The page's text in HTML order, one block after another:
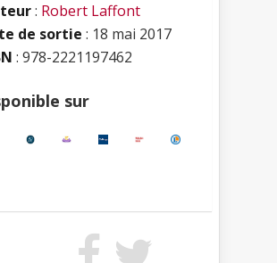
: Robert Laffont
de sortie : 18 mai 2017
: 978-2221197462
sur